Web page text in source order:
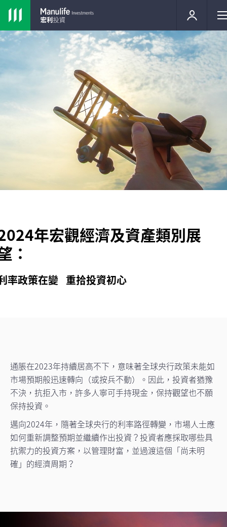
年宏觀經濟及資產類別展
：
率政策在變 重拾投資初心
通脹在2023年持續居高不下，意味著全球央行政策未能如
市場預期般迅速轉向（或按兵不動）。因此，投資者猶豫
不決，抗拒入市，許多人寧可手持現金，保持觀望也不願
保持投資。
邁向2024年，隨著全球央行的利率路徑轉變，市場人士應
如何重新調整預期並繼續作出投資？投資者應採取哪些具
抗禦力的投資方案，以管理財富，並過渡這個「尚未明
確」的經濟周期？